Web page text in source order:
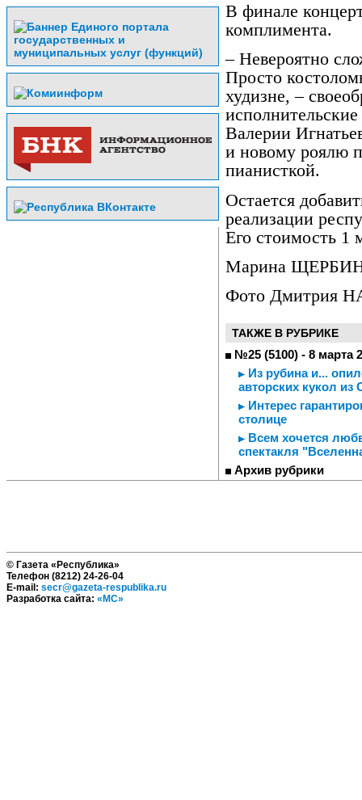
В финале
комплимента.
– Невероятно
Просто
худизне, –
Валерии
и новому роялю
пианисткой.
Остается
реализации
Его стоимость 1
Марина
Фото Дмитрия
ТАКЖЕ В РУБРИКЕ
№25 (5100) - 8 марта
Из рубина и...
авторских кукол из
Интерес
столице
Всем хочется
спектакля
Архив рубрики
© Газета «Республика»
Телефон (8212) 24-26-04
E-mail: secr@gazeta-respublika.ru
Разработка сайта: «МС»